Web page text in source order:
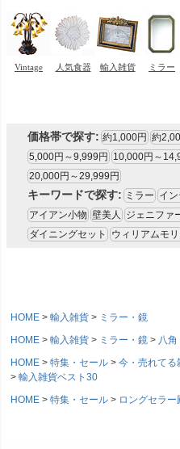
価格帯で探す: 約1,000円 約
5,000円～9,999円
10,000円～
20,000円～29,999円
キーワードで探す: ミラー イ
アイアン小物 壁美人 ジェニファ
ダイニングセット
ウィリアムモ
HOME 輸入雑貨
ミラー・鏡
HOME
輸入雑貨 ミラー・鏡
八角
HOME
特集・セール
今・売れてる
輸入雑貨ベスト30
HOME
特集・セール ロングセラー